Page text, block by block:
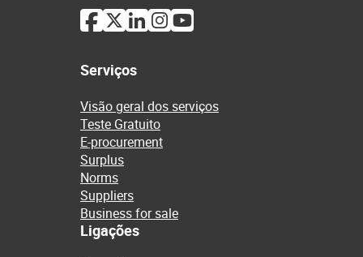
Serviços
Visão geral dos serviços
Teste Gratuito
E-procurement
Surplus
Norms
Suppliers
Business for sale
Ligações